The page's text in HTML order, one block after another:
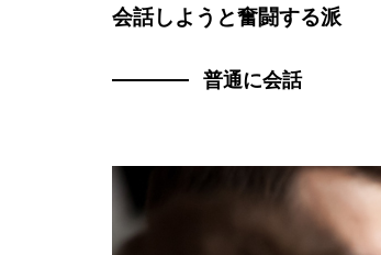
会話しようと奮闘する派
普通に会話